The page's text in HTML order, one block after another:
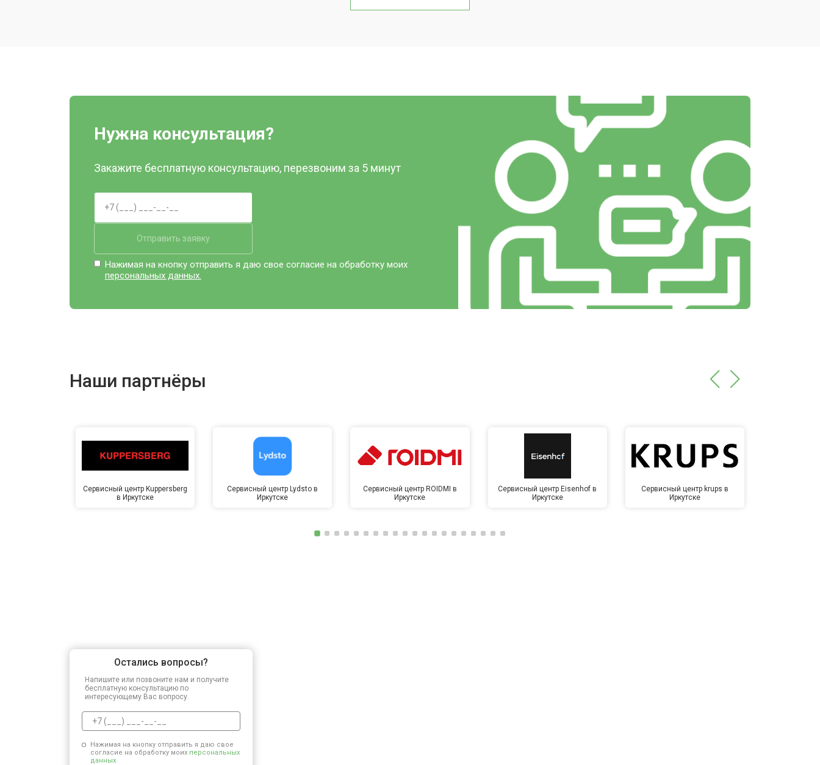
Нужна консультация?
Закажите бесплатную консультацию, перезвоним за 5 минут
Отправить заявку
Нажимая на кнопку отправить я даю свое согласие на обработку моих
персональных данных.
Наши партнёры
Сервисный центр Kuppersberg
в Иркутске
Сервисный центр Lydsto в
Иркутске
Сервисный центр ROIDMI в
Иркутске
Сервисный центр Eisenhof в
Иркутске
Сервисный центр krups в
Иркутске
Остались вопросы?
Напишите или позвоните нам и получите
бесплатную консультацию по
интересующему Вас вопросу.
Нажимая на кнопку отправить я даю свое
согласие на обработку моих персональных
данных.